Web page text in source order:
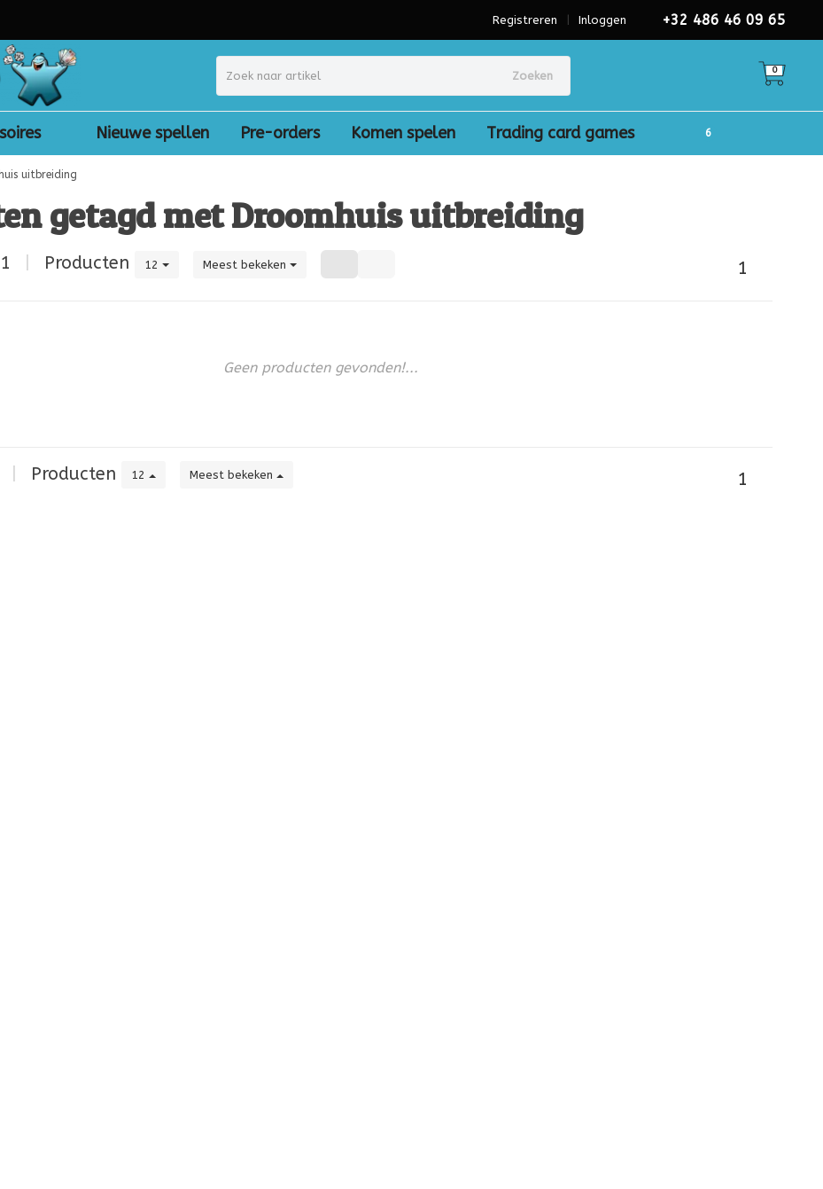
+32 486 46 09 65
Inloggen
Registreren
Zoeken 0
Nieuwe spellen Pre-orders Komen spelen Trading card games
uitbreiding
getagd met Droomhuis uitbreiding
Producten 12 Meest bekeken 1
Geen producten gevonden!...
Producten 12 Meest bekeken 1